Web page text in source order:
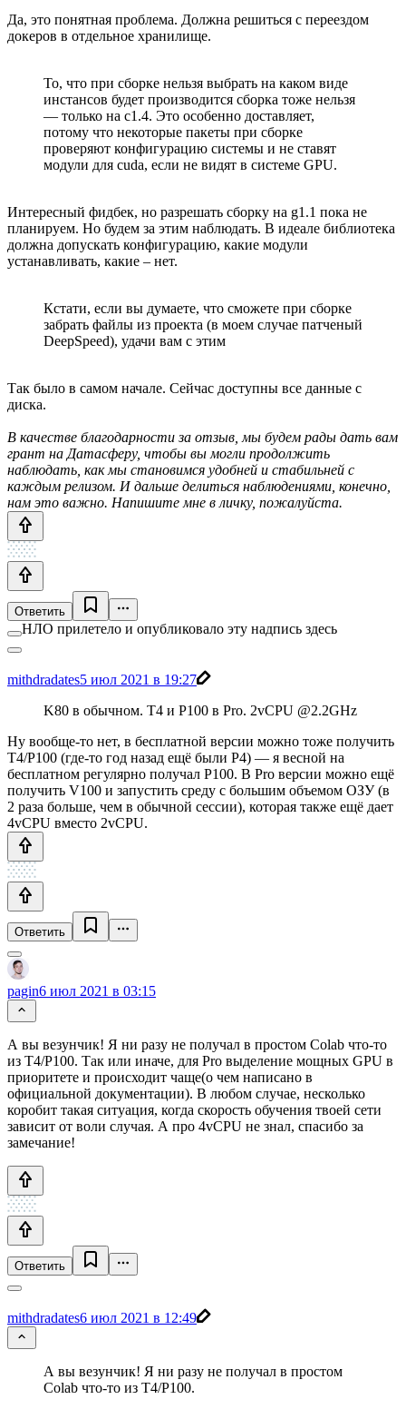
Да, это понятная проблема. Должна решиться с переездом
докеров в отдельное хранилище.
То, что при сборке нельзя выбрать на каком виде
инстансов будет производится сборка тоже нельзя
— только на c1.4. Это особенно доставляет,
потому что некоторые пакеты при сборке
проверяют конфигурацию системы и не ставят
модули для cuda, если не видят в системе GPU.
Интересный фидбек, но разрешать сборку на g1.1 пока не
планируем. Но будем за этим наблюдать. В идеале библиотека
должна допускать конфигурацию, какие модули
устанавливать, какие – нет.
Кстати, если вы думаете, что сможете при сборке
забрать файлы из проекта (в моем случае патченый
DeepSpeed), удачи вам с этим
Так было в самом начале. Сейчас доступны все данные с
диска.
В качестве благодарности за отзыв, мы будем рады дать вам
грант на Датасферу, чтобы вы могли продолжить
наблюдать, как мы становимся удобней и стабильней с
каждым релизом. И дальше делиться наблюдениями, конечно,
нам это важно. Напишите мне в личку, пожалуйста.
Ответить
НЛО прилетело и опубликовало эту надпись здесь
mithdradates5 июл 2021 в 19:27
K80 в обычном. T4 и P100 в Pro. 2vCPU @2.2GHz
Ну вообще-то нет, в бесплатной версии можно тоже получить
T4/P100 (где-то год назад ещё были P4) — я весной на
бесплатном регулярно получал P100. В Pro версии можно ещё
получить V100 и запустить среду с большим объемом ОЗУ (в
2 раза больше, чем в обычной сессии), которая также ещё дает
4vCPU вместо 2vCPU.
Ответить
pagin6 июл 2021 в 03:15
А вы везунчик! Я ни разу не получал в простом Colab что-то
из T4/P100. Так или иначе, для Pro выделение мощных GPU в
приоритете и происходит чаще(о чем написано в
официальной документации). В любом случае, несколько
коробит такая ситуация, когда скорость обучения твоей сети
зависит от воли случая. А про 4vCPU не знал, спасибо за
замечание!
Ответить
mithdradates6 июл 2021 в 12:49
А вы везунчик! Я ни разу не получал в простом
Colab что-то из T4/P100.